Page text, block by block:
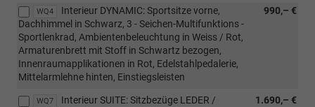
WQ4 990,– €
Interieur DYNAMIC: Sportsitze vorne,
Dachhimmel in Schwarz, 3 - Seichen-Multifunktions -
Sportlenkrad, Ambientenbeleuchtung in Weiss / Rot,
Armaturenbrett mit Stoff in Schwartz bezogen,
Innenraumapplikationen in Rot, Edelstahlpedalerie,
Mittelarmlehne hinten, Einstiegsleisten
WQ7 1.690,– €
Interieur SUITE: Sitzbezüge LEDER /